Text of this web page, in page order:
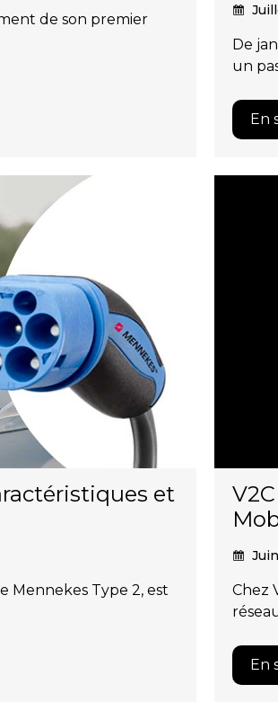
de son premier
De
un
En
et
Mennekes Type 2, est
Chez
En